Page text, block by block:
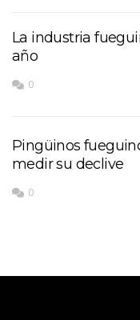
La industria
año
0
Pingüinos
medir su declive
0